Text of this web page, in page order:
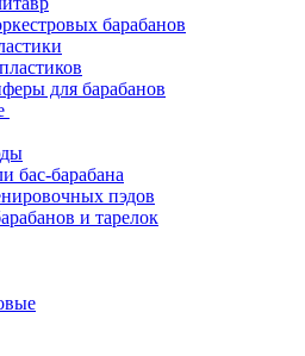
барабанов
для барабанов
бас-барабана
пэдов
и тарелок